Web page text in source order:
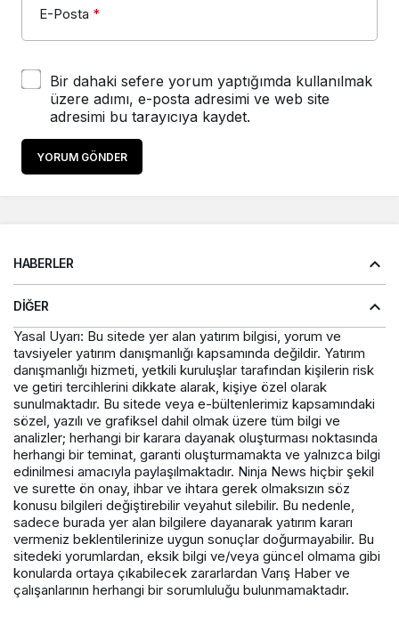
E-Posta *
Bir dahaki sefere yorum yaptığımda kullanılmak
üzere adımı, e-posta adresimi ve web site
adresimi bu tarayıcıya kaydet.
YORUM GÖNDER
HABERLER
DIĞER
Yasal Uyarı: Bu sitede yer alan yatırım bilgisi, yorum ve
tavsiyeler yatırım danışmanlığı kapsamında değildir. Yatırım
danışmanlığı hizmeti, yetkili kuruluşlar tarafından kişilerin risk
ve getiri tercihlerini dikkate alarak, kişiye özel olarak
sunulmaktadır. Bu sitede veya e-bültenlerimiz kapsamındaki
sözel, yazılı ve grafiksel dahil olmak üzere tüm bilgi ve
analizler; herhangi bir karara dayanak oluşturması noktasında
herhangi bir teminat, garanti oluşturmamakta ve yalnızca bilgi
edinilmesi amacıyla paylaşılmaktadır. Ninja News hiçbir şekil
ve surette ön onay, ihbar ve ihtara gerek olmaksızın söz
konusu bilgileri değiştirebilir veyahut silebilir. Bu nedenle,
sadece burada yer alan bilgilere dayanarak yatırım kararı
vermeniz beklentilerinize uygun sonuçlar doğurmayabilir. Bu
sitedeki yorumlardan, eksik bilgi ve/veya güncel olmama gibi
konularda ortaya çıkabilecek zararlardan Varış Haber ve
çalışanlarının herhangi bir sorumluluğu bulunmamaktadır.